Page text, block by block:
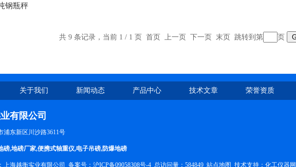
钢瓶秤
共 9 条记录，当前 1 / 1 页 首页 上一页 下一页 末页 跳转到第 页
关于我们 新闻动态 产品中心 技术文章 荣誉资质
有限公司
浦东新区川沙路3611号
磅,地磅厂家,便携式轴重仪,电子吊磅,防爆地磅
上海越衡实业有限公司 备案号： 沪ICP备09058308号-4 总访问量：584849 站点地图 技术支持： 化工仪器网